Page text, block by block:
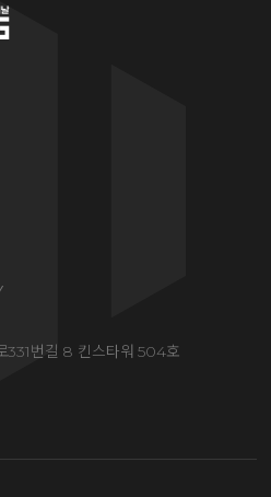
331번길 8 킨스타워 504호